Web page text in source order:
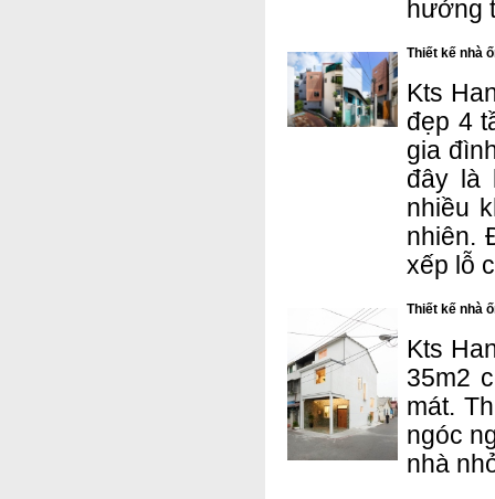
hưởng
Thiết kế nhà
Kts
đẹp 4
gia
đây là
nhiều
nhiên.
xếp lỗ
Thiết kế nhà
Kts
35m2
mát.
ngóc
nhà